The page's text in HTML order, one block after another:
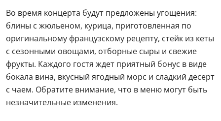
Во время концерта будут предложены угощения:
блины с жюльеном, курица, приготовленная по
оригинальному французскому рецепту, стейк из кеты
с сезонными овощами, отборные сыры и свежие
фрукты. Каждого гостя ждет приятный бонус в виде
бокала вина, вкусный ягодный морс и сладкий десерт
с чаем. Обратите внимание, что в меню могут быть
незначительные изменения.